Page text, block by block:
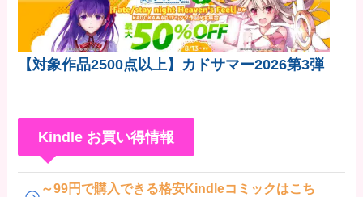
【対象作品2500点以上】カドサマー2026第3弾
Kindle お買い得情報
～99円で購入できる格安Kindleコミックはこち